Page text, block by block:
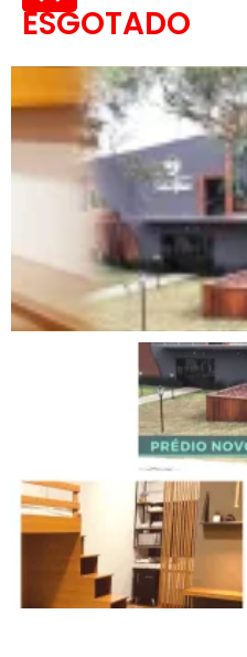
ESGOTADO